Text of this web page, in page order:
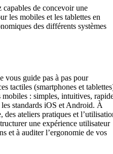
de concevoir une
les mobiles et les tablettes en
des différents systèmes
guide pas à pas pour
tactiles (smartphones et
mobiles : simples, intuitives,
standards iOS et Android. À
ateliers pratiques et
une expérience utilisateur
et à auditer l’ergonomie de vos